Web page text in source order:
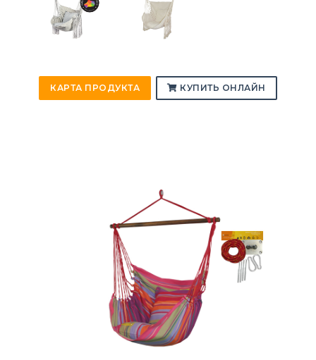
КАРТА ПРОДУКТА КУПИТЬ ОНЛАЙН